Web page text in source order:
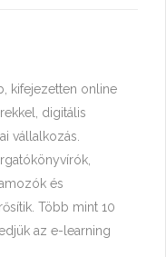
kifejezetten online
digitális
vállalkozás.
és
Több mint 10
az e-learning